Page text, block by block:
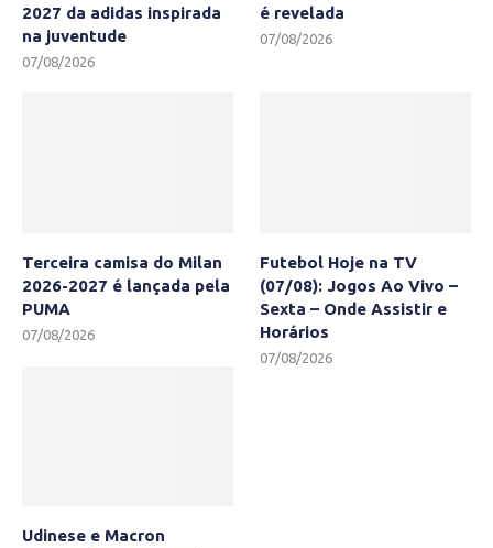
2027 da adidas inspirada
na juventude
07/08/2026
é revelada
07/08/2026
Terceira camisa do Milan
2026-2027 é lançada pela
PUMA
07/08/2026
Futebol Hoje na TV
(07/08): Jogos Ao Vivo –
Sexta – Onde Assistir e
Horários
07/08/2026
Udinese e Macron